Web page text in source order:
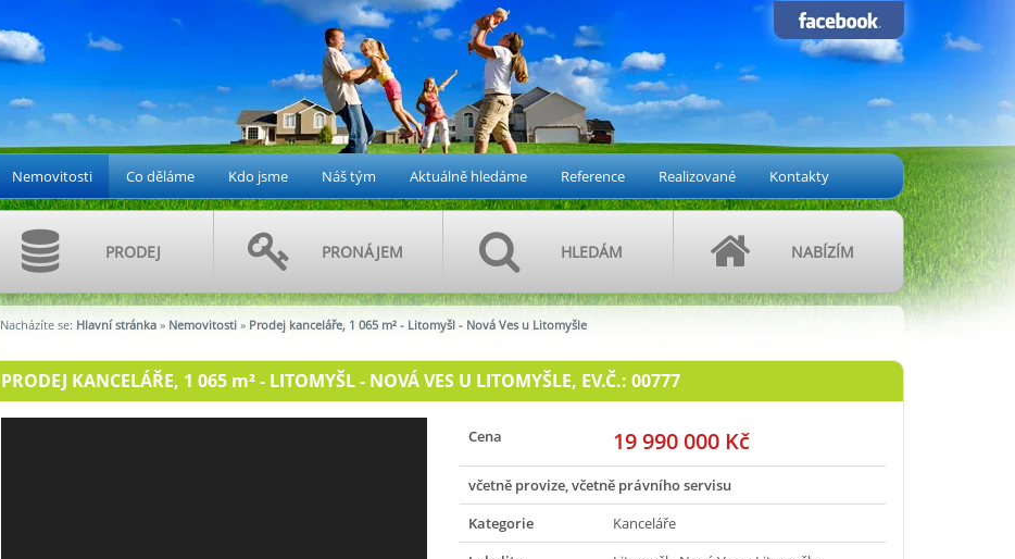
Nemovitosti Co děláme Kdo jsme Náš tým Aktuálně hledáme Reference Realizované Kontakty
PRODEJ PRONÁJEM HLEDÁM NABÍZÍM
Nacházíte se: Hlavní stránka » Nemovitosti » Prodej kanceláře, 1 065 m² - Litomyšl - Nová Ves u Litomyšle
PRODEJ KANCELÁŘE, 1 065 m²- LITOMYŠL - NOVÁ VES U LITOMYŠLE, EV.Č.: 00777
Cena 19 990 000 Kč
včetně provize, včetně právního servisu
Kategorie
Kanceláře